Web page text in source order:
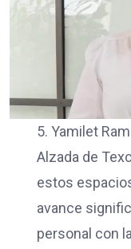
5. Yamilet
Alzada de
estos
avance
personal con